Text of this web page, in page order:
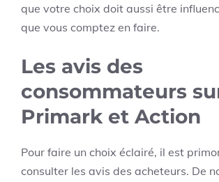
que votre choix doit aussi être
que vous comptez en faire.
Les avis des
consommateurs
Primark et Action
Pour faire un choix éclairé, il est
consulter les avis des acheteurs. De